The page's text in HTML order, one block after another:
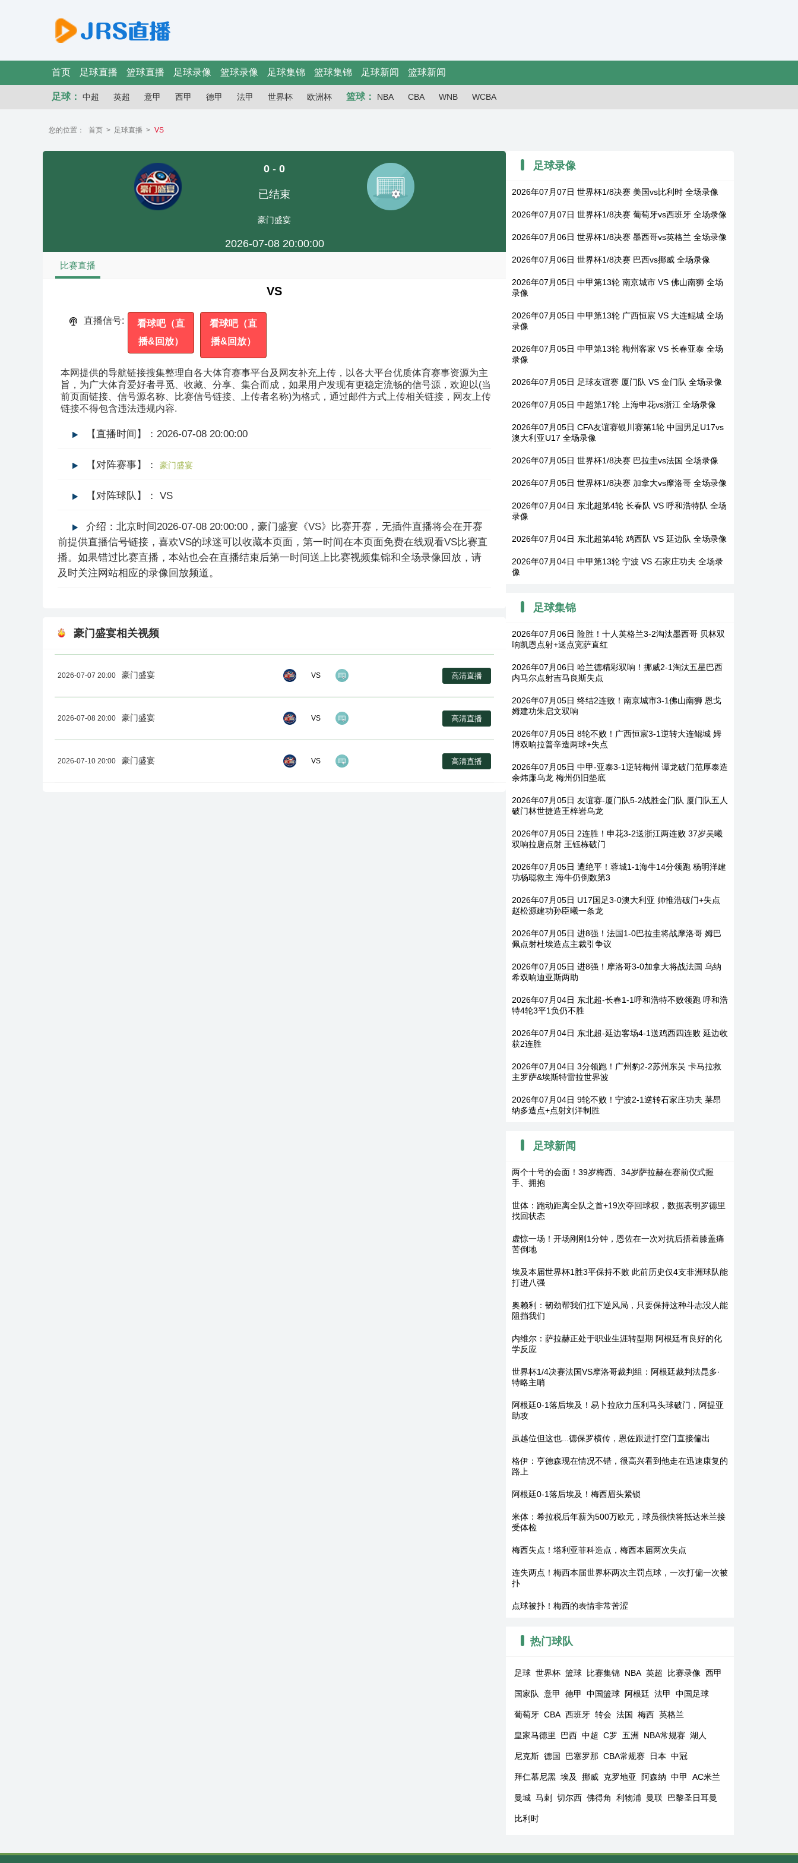
首页 足球直播 篮球直播 足球录像 篮球录像 足球集锦 篮球集锦 足球新闻 篮球新闻
足球： 中超 英超 意甲 西甲 德甲 法甲 世界杯 欧洲杯 篮球： NBA CBA WNB WCBA
您的位置： 首页 > 足球直播 > VS
0 - 0
已结束
豪门盛宴
2026-07-08 20:00:00
比赛直播
VS
直播信号:
看球吧（直
播&回放）
看球吧（直
播&回放）
本网提供的导航链接搜集整理自各大体育赛事平台及网友补充上传，以各大平台优质体育赛事资源为主
旨，为广大体育爱好者寻觅、收藏、分享、集合而成，如果用户发现有更稳定流畅的信号源，欢迎以(当
前页面链接、信号源名称、比赛信号链接、上传者名称)为格式，通过邮件方式上传相关链接，网友上传
链接不得包含违法违规内容.
【直播时间】：2026-07-08 20:00:00
【对阵赛事】：豪门盛宴
【对阵球队】： VS
介绍：北京时间2026-07-08 20:00:00，豪门盛宴《VS》比赛开赛，无插件直播将会在开赛
前提供直播信号链接，喜欢VS的球迷可以收藏本页面，第一时间在本页面免费在线观看VS比赛直
播。如果错过比赛直播，本站也会在直播结束后第一时间送上比赛视频集锦和全场录像回放，请
及时关注网站相应的录像回放频道。
豪门盛宴相关视频
2026-07-07 20:00 豪门盛宴 VS 高清直播
2026-07-08 20:00 豪门盛宴 VS 高清直播
2026-07-10 20:00 豪门盛宴 VS 高清直播
足球录像
2026年07月07日 世界杯1/8决赛 美国vs比利时 全场录像
2026年07月07日 世界杯1/8决赛 葡萄牙vs西班牙 全场录像
2026年07月06日 世界杯1/8决赛 墨西哥vs英格兰 全场录像
2026年07月06日 世界杯1/8决赛 巴西vs挪威 全场录像
2026年07月05日 中甲第13轮 南京城市 VS 佛山南狮 全场
录像
2026年07月05日 中甲第13轮 广西恒宸 VS 大连鲲城 全场
录像
2026年07月05日 中甲第13轮 梅州客家 VS 长春亚泰 全场
录像
2026年07月05日 足球友谊赛 厦门队 VS 金门队 全场录像
2026年07月05日 中超第17轮 上海申花vs浙江 全场录像
2026年07月05日 CFA友谊赛银川赛第1轮 中国男足U17vs
澳大利亚U17 全场录像
2026年07月05日 世界杯1/8决赛 巴拉圭vs法国 全场录像
2026年07月05日 世界杯1/8决赛 加拿大vs摩洛哥 全场录像
2026年07月04日 东北超第4轮 长春队 VS 呼和浩特队 全场
录像
2026年07月04日 东北超第4轮 鸡西队 VS 延边队 全场录像
2026年07月04日 中甲第13轮 宁波 VS 石家庄功夫 全场录
像
足球集锦
2026年07月06日 险胜！十人英格兰3-2淘汰墨西哥 贝林双
响凯恩点射+送点宽萨直红
2026年07月06日 哈兰德精彩双响！挪威2-1淘汰五星巴西
内马尔点射吉马良斯失点
2026年07月05日 终结2连败！南京城市3-1佛山南狮 恩戈
姆建功朱启文双响
2026年07月05日 8轮不败！广西恒宸3-1逆转大连鲲城 姆
博双响拉普辛造两球+失点
2026年07月05日 中甲-亚泰3-1逆转梅州 谭龙破门范厚泰造
余炜廉乌龙 梅州仍旧垫底
2026年07月05日 友谊赛-厦门队5-2战胜金门队 厦门队五人
破门林世捷造王梓岩乌龙
2026年07月05日 2连胜！申花3-2送浙江两连败 37岁吴曦
双响拉唐点射 王钰栋破门
2026年07月05日 遭绝平！蓉城1-1海牛14分领跑 杨明洋建
功杨聪救主 海牛仍倒数第3
2026年07月05日 U17国足3-0澳大利亚 帅惟浩破门+失点
赵松源建功孙臣曦一条龙
2026年07月05日 进8强！法国1-0巴拉圭将战摩洛哥 姆巴
佩点射杜埃造点主裁引争议
2026年07月05日 进8强！摩洛哥3-0加拿大将战法国 乌纳
希双响迪亚斯两助
2026年07月04日 东北超-长春1-1呼和浩特不败领跑 呼和浩
特4轮3平1负仍不胜
2026年07月04日 东北超-延边客场4-1送鸡西四连败 延边收
获2连胜
2026年07月04日 3分领跑！广州豹2-2苏州东吴 卡马拉救
主罗萨&埃斯特雷拉世界波
2026年07月04日 9轮不败！宁波2-1逆转石家庄功夫 莱昂
纳多造点+点射刘洋制胜
足球新闻
两个十号的会面！39岁梅西、34岁萨拉赫在赛前仪式握
手、拥抱
世体：跑动距离全队之首+19次夺回球权，数据表明罗德里
找回状态
虚惊一场！开场刚刚1分钟，恩佐在一次对抗后捂着膝盖痛
苦倒地
埃及本届世界杯1胜3平保持不败 此前历史仅4支非洲球队能
打进八强
奥赖利：韧劲帮我们扛下逆风局，只要保持这种斗志没人能
阻挡我们
内维尔：萨拉赫正处于职业生涯转型期 阿根廷有良好的化
学反应
世界杯1/4决赛法国VS摩洛哥裁判组：阿根廷裁判法昆多·
特略主哨
阿根廷0-1落后埃及！易卜拉欣力压利马头球破门，阿提亚
助攻
虽越位但这也...德保罗横传，恩佐跟进打空门直接偏出
格伊：亨德森现在情况不错，很高兴看到他走在迅速康复的
路上
阿根廷0-1落后埃及！梅西眉头紧锁
米体：希拉税后年薪为500万欧元，球员很快将抵达米兰接
受体检
梅西失点！塔利亚菲科造点，梅西本届两次失点
连失两点！梅西本届世界杯两次主罚点球，一次打偏一次被
扑
点球被扑！梅西的表情非常苦涩
热门球队
足球 世界杯 篮球 比赛集锦 NBA 英超 比赛录像 西甲
国家队 意甲 德甲 中国篮球 阿根廷 法甲 中国足球
葡萄牙 CBA 西班牙 转会 法国 梅西 英格兰
皇家马德里 巴西 中超 C罗 五洲 NBA常规赛 湖人
尼克斯 德国 巴塞罗那 CBA常规赛 日本 中冠
拜仁慕尼黑 埃及 挪威 克罗地亚 阿森纳 中甲 AC米兰
曼城 马刺 切尔西 佛得角 利物浦 曼联 巴黎圣日耳曼
比利时